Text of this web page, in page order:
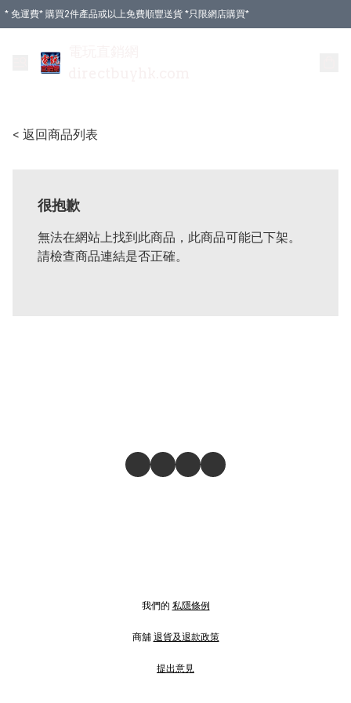
* 免運費* 購買2件產品或以上免費順豐送貨 *只限網店購買*
< 返回商品列表
很抱歉
無法在網站上找到此商品，此商品可能已下架。
請檢查商品連結是否正確。
我們的 私隱條例
商舖 退貨及退款政策
提出意見